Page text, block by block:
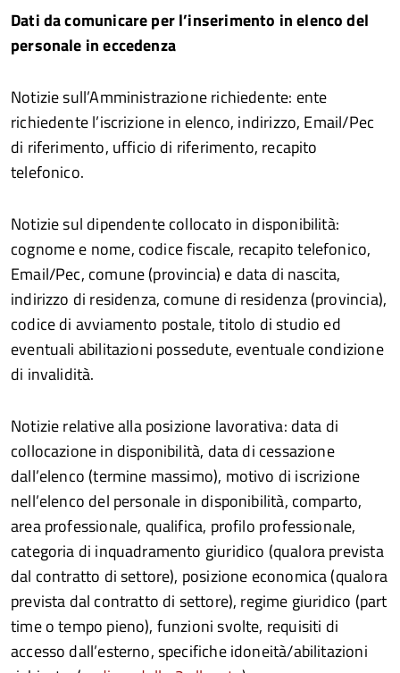
Dati da comunicare per l’inserimento in elenco del
personale in eccedenza
Notizie sull’Amministrazione richiedente: ente
richiedente l’iscrizione in elenco, indirizzo, Email/Pec
di riferimento, ufficio di riferimento, recapito
telefonico.
Notizie sul dipendente collocato in disponibilità:
cognome e nome, codice fiscale, recapito telefonico,
Email/Pec, comune (provincia) e data di nascita,
indirizzo di residenza, comune di residenza (provincia),
codice di avviamento postale, titolo di studio ed
eventuali abilitazioni possedute, eventuale condizione
di invalidità.
Notizie relative alla posizione lavorativa: data di
collocazione in disponibilità, data di cessazione
dall’elenco (termine massimo), motivo di iscrizione
nell’elenco del personale in disponibilità, comparto,
area professionale, qualifica, profilo professionale,
categoria di inquadramento giuridico (qualora prevista
dal contratto di settore), posizione economica (qualora
prevista dal contratto di settore), regime giuridico (part
time o tempo pieno), funzioni svolte, requisiti di
accesso dall’esterno, specifiche idoneità/abilitazioni